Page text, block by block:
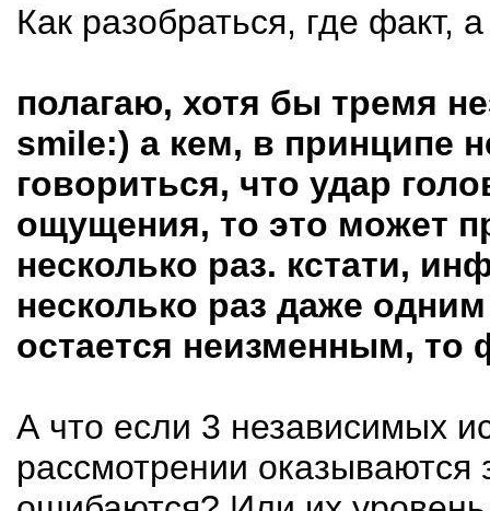
Как разобраться, где факт,
полагаю, хотя бы тремя
smile:) а кем, в принципе
говориться, что удар
ощущения, то это может
несколько раз. кстати,
несколько раз даже
остается неизменным, то
А что если 3 независимых
рассмотрении